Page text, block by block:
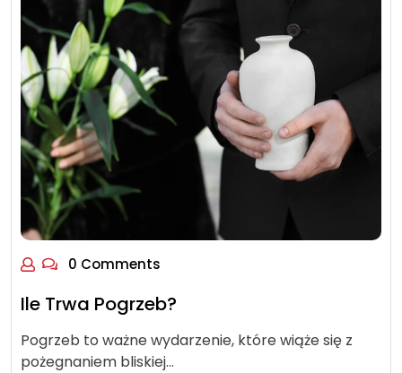
0 Comments
Ile Trwa Pogrzeb?
Pogrzeb to ważne wydarzenie, które wiąże się z
pożegnaniem bliskiej…